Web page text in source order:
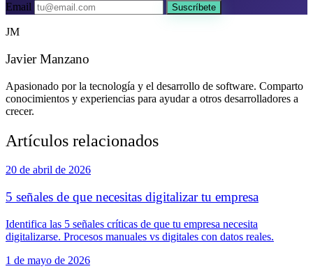
Email Suscríbete
JM
Javier Manzano
Apasionado por la tecnología y el desarrollo de software. Comparto
conocimientos y experiencias para ayudar a otros desarrolladores a
crecer.
Artículos relacionados
20 de abril de 2026
5 señales de que necesitas digitalizar tu empresa
Identifica las 5 señales críticas de que tu empresa necesita
digitalizarse. Procesos manuales vs digitales con datos reales.
1 de mayo de 2026